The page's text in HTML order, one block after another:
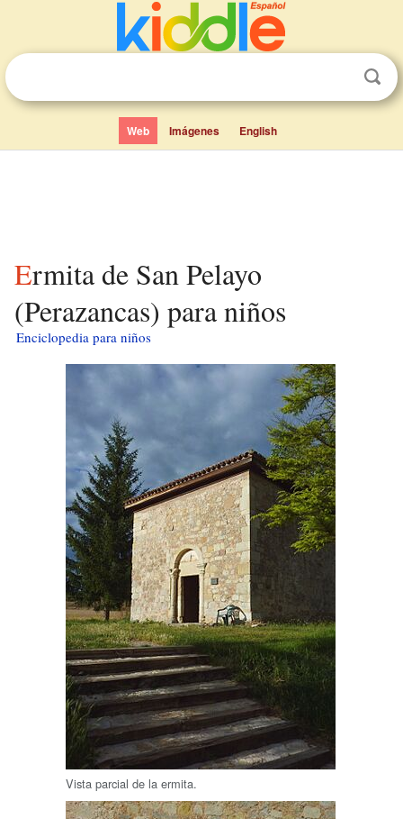
Web Imágenes English
Ermita de San Pelayo
(Perazancas) para niños
Enciclopedia para niños
Vista parcial de la ermita.